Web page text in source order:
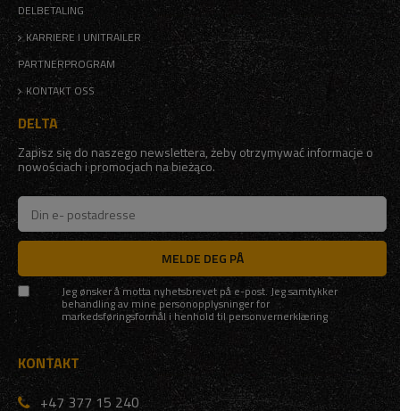
DELBETALING
KARRIERE I UNITRAILER
PARTNERPROGRAM
KONTAKT OSS
DELTA
Zapisz się do naszego newslettera, żeby otrzymywać informacje o
nowościach i promocjach na bieżąco.
MELDE DEG PÅ
Jeg ønsker å motta nyhetsbrevet på e-post. Jeg samtykker
behandling av mine personopplysninger for
markedsføringsformål i henhold til personvernerklæring
KONTAKT
+47 377 15 240